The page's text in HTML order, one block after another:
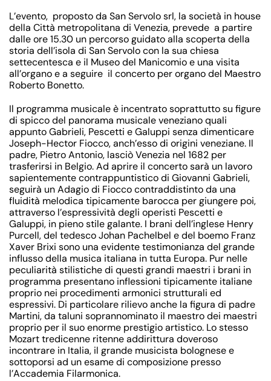
L’evento, proposto da San Servolo srl, la società in house
della Città metropolitana di Venezia, prevede a partire
dalle ore 15.30 un percorso guidato alla scoperta della
storia dell’isola di San Servolo con la sua chiesa
settecentesca e il Museo del Manicomio e una visita
all’organo e a seguire il concerto per organo del Maestro
Roberto Bonetto.
Il programma musicale è incentrato soprattutto su figure
di spicco del panorama musicale veneziano quali
appunto Gabrieli, Pescetti e Galuppi senza dimenticare
Joseph-Hector Fiocco, anch’esso di origini veneziane. Il
padre, Pietro Antonio, lasciò Venezia nel 1682 per
trasferirsi in Belgio. Ad aprire il concerto sarà un lavoro
sapientemente contrappuntistico di Giovanni Gabrieli,
seguirà un Adagio di Fiocco contraddistinto da una
fluidità melodica tipicamente barocca per giungere poi,
attraverso l’espressività degli operisti Pescetti e
Galuppi, in pieno stile galante. I brani dell’inglese Henry
Purcell, del tedesco Johan Pachelbel e del boemo Franz
Xaver Brixi sono una evidente testimonianza del grande
influsso della musica italiana in tutta Europa. Pur nelle
peculiarità stilistiche di questi grandi maestri i brani in
programma presentano inflessioni tipicamente italiane
proprio nei procedimenti armonici strutturali ed
espressivi. Di particolare rilievo anche la figura di padre
Martini, da taluni soprannominato il maestro dei maestri
proprio per il suo enorme prestigio artistico. Lo stesso
Mozart tredicenne ritenne addirittura doveroso
incontrare in Italia, il grande musicista bolognese e
sottoporsi ad un esame di composizione presso
l’Accademia Filarmonica.